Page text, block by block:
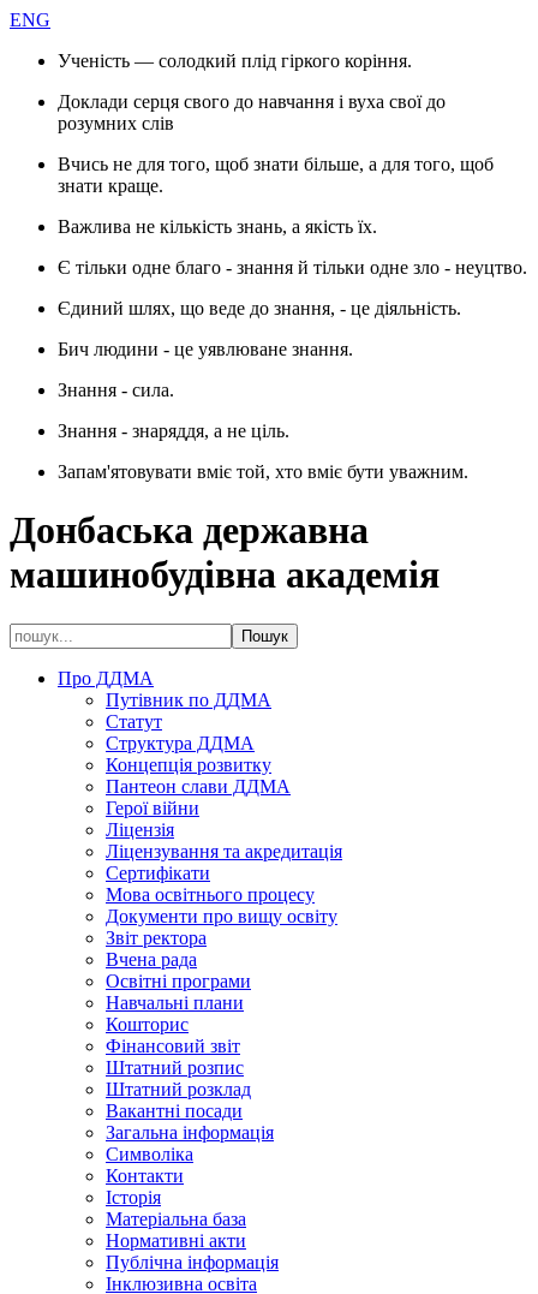
ENG
Ученість — солодкий плід гіркого коріння.
Доклади серця свого до навчання і вуха свої до
розумних слів
Вчись не для того, щоб знати більше, а для того, щоб
знати краще.
Важлива не кількість знань, а якість їх.
Є тільки одне благо - знання й тільки одне зло - неуцтво.
Єдиний шлях, що веде до знання, - це діяльність.
Бич людини - це уявлюване знання.
Знання - сила.
Знання - знаряддя, а не ціль.
Запам'ятовувати вміє той, хто вміє бути уважним.
Донбаська державна
машинобудівна академія
Про ДДМА
Путівник по ДДМА
Статут
Структура ДДМА
Концепція розвитку
Пантеон слави ДДМА
Герої війни
Ліцензія
Ліцензування та акредитація
Сертифікати
Мова освітнього процесу
Документи про вищу освіту
Звіт ректора
Вчена рада
Освітні програми
Навчальні плани
Кошторис
Фінансовий звіт
Штатний розпис
Штатний розклад
Вакантні посади
Загальна інформація
Символіка
Контакти
Історія
Матеріальна база
Нормативні акти
Публічна інформація
Інклюзивна освіта